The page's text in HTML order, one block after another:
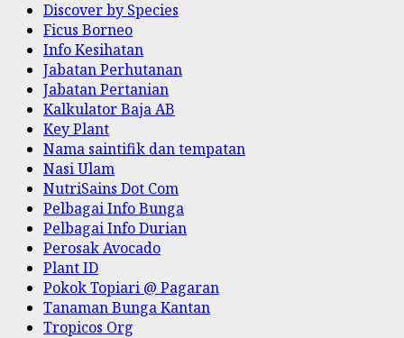
Discover by Species
Ficus Borneo
Info Kesihatan
Jabatan Perhutanan
Jabatan Pertanian
Kalkulator Baja AB
Key Plant
Nama saintifik dan tempatan
Nasi Ulam
NutriSains Dot Com
Pelbagai Info Bunga
Pelbagai Info Durian
Perosak Avocado
Plant ID
Pokok Topiari @ Pagaran
Tanaman Bunga Kantan
Tropicos Org